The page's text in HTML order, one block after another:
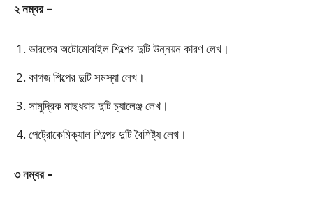
২ নম্বর –
ভারতের অটোমোবাইল শিল্পের দুটি উন্নয়ন কারণ লেখ।
কাগজ শিল্পের দুটি সমস্যা লেখ।
সামুদ্রিক মাছধরার দুটি চ্যালেঞ্জ লেখ।
পেট্রোকেমিক্যাল শিল্পের দুটি বৈশিষ্ট্য লেখ।
৩ নম্বর –